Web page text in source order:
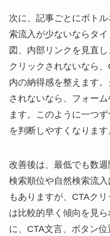
次に、記事ごとにボト
索流入が少ないならタ
図、内部リンクを見直
クリックされないなら
内の納得感を整えます
されないなら、フォー
ます。このように一つ
を判断しやすくなります
改善後は、最低でも数週
検索順位や自然検索流
もありますが、CTAク
は比較的早く傾向を見
に、CTA文言、ボタン